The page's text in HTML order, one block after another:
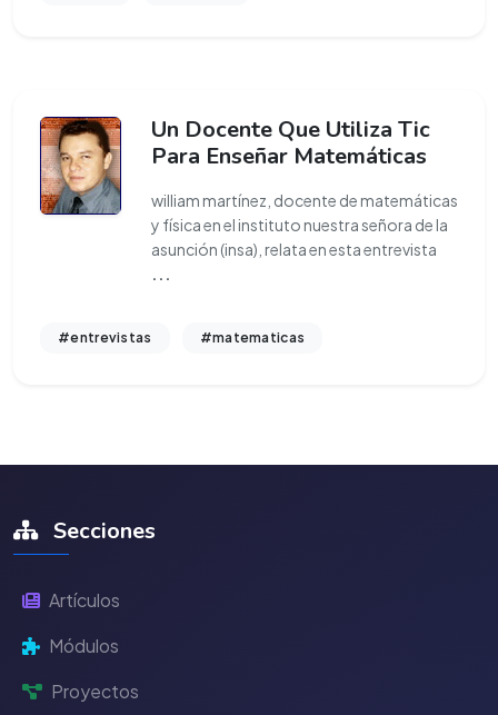
Un Docente Que Utiliza Tic
Para Enseñar Matemáticas
william martínez, docente de matemáticas
y física en el instituto nuestra señora de la
asunción (insa), relata en esta entrevista
...
#entrevistas #matematicas
Secciones
Artículos
Módulos
Proyectos